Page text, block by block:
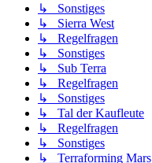
↳ Sonstiges
↳ Sierra West
↳ Regelfragen
↳ Sonstiges
↳ Sub Terra
↳ Regelfragen
↳ Sonstiges
↳ Tal der Kaufleute
↳ Regelfragen
↳ Sonstiges
↳ Terraforming Mars